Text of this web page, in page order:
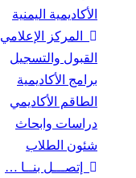
الأكاديمية اليمنية
المركز الإعلامي
القبول والتسجيل
برامج الأكاديمية
الطاقم الأكاديمي
دراسات وابحاث
شئون الطلاب
إتصـــل بنــا …